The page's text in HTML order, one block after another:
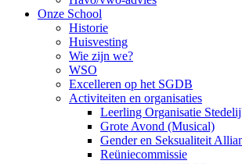
Onze School
Historie
Huisvesting
Wie zijn we?
WSO
Excelleren op het SGDB
Activiteiten en organisaties
Leerling Organisatie
Grote Avond (Musical)
Gender en Seksualiteit
Reüniecommissie